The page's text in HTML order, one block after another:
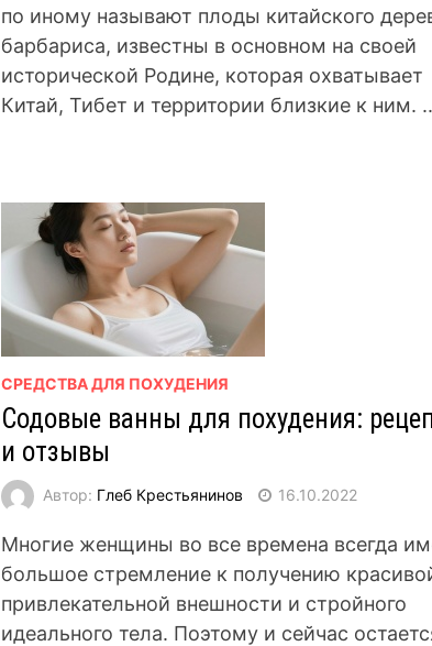
по иному называют плоды китайского
барбариса, известны в основном на своей
исторической Родине, которая охватывает
Китай, Тибет и территории близкие к ним.
СРЕДСТВА ДЛЯ ПОХУДЕНИЯ
Содовые ванны для похудения:
и отзывы
Автор: Глеб Крестьянинов 16.10.2022
Многие женщины во все времена всегда
большое стремление к получению
привлекательной внешности и стройного
идеального тела. Поэтому и сейчас